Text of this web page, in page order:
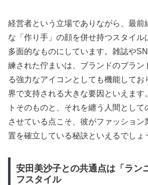
経営者という立場でありながら、最前
な「作り手」の顔を併せ持つスタイル
多面的なものにしています。雑誌や
練された佇まいは、ブランドのブラン
る強力なアイコンとしても機能してお
界で支持される大きな要因といえます
トそのものと、それを纏う人間とし
させている点こそ、彼がファッション
置を確立している秘訣といえるでしょ
安田美沙子との共通点は「ラン
フスタイル